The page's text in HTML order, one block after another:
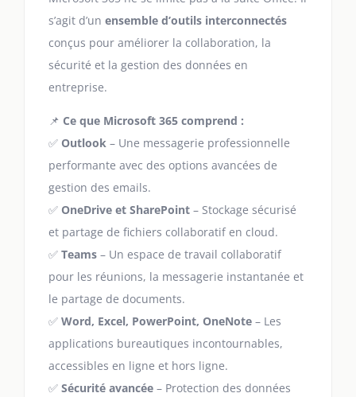
s’agit d’un ensemble d’outils interconnectés
conçus pour améliorer la collaboration, la
sécurité et la gestion des données en
entreprise.
📌 Ce que Microsoft 365 comprend :
✅ Outlook – Une messagerie professionnelle
performante avec des options avancées de
gestion des emails.
✅ OneDrive et SharePoint – Stockage sécurisé
et partage de fichiers collaboratif en cloud.
✅ Teams – Un espace de travail collaboratif
pour les réunions, la messagerie instantanée et
le partage de documents.
✅ Word, Excel, PowerPoint, OneNote – Les
applications bureautiques incontournables,
accessibles en ligne et hors ligne.
✅ Sécurité avancée – Protection des données